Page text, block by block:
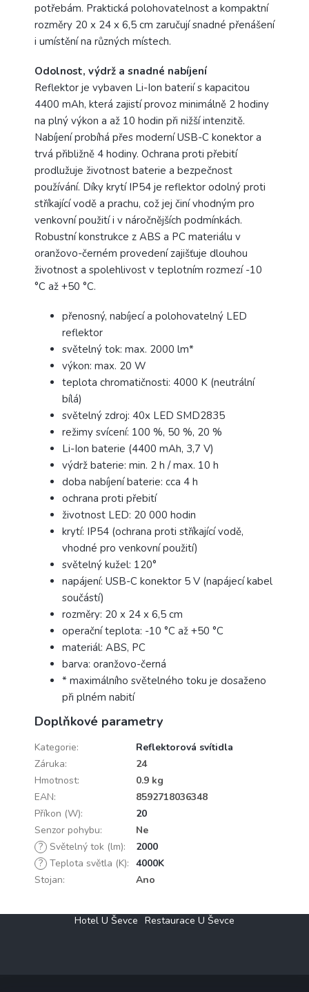
potřebám. Praktická polohovatelnost a kompaktní
rozměry 20 x 24 x 6,5 cm zaručují snadné přenášení
i umístění na různých místech.
Odolnost, výdrž a snadné nabíjení
Reflektor je vybaven Li-Ion baterií s kapacitou
4400 mAh, která zajistí provoz minimálně 2 hodiny
na plný výkon a až 10 hodin při nižší intenzitě.
Nabíjení probíhá přes moderní USB-C konektor a
trvá přibližně 4 hodiny. Ochrana proti přebití
prodlužuje životnost baterie a bezpečnost
používání. Díky krytí IP54 je reflektor odolný proti
stříkající vodě a prachu, což jej činí vhodným pro
venkovní použití i v náročnějších podmínkách.
Robustní konstrukce z ABS a PC materiálu v
oranžovo-černém provedení zajišťuje dlouhou
životnost a spolehlivost v teplotním rozmezí -10
°C až +50 °C.
přenosný, nabíjecí a polohovatelný LED
reflektor
světelný tok: max. 2000 lm*
výkon: max. 20 W
teplota chromatičnosti: 4000 K (neutrální
bílá)
světelný zdroj: 40x LED SMD2835
režimy svícení: 100 %, 50 %, 20 %
Li-Ion baterie (4400 mAh, 3,7 V)
výdrž baterie: min. 2 h / max. 10 h
doba nabíjení baterie: cca 4 h
ochrana proti přebití
životnost LED: 20 000 hodin
krytí: IP54 (ochrana proti stříkající vodě,
vhodné pro venkovní použití)
světelný kužel: 120°
napájení: USB-C konektor 5 V (napájecí kabel
součástí)
rozměry: 20 x 24 x 6,5 cm
operační teplota: -10 °C až +50 °C
materiál: ABS, PC
barva: oranžovo-černá
* maximálního světelného toku je dosaženo
při plném nabití
Doplňkové parametry
Kategorie:
Reflektorová svítidla
Záruka:
24
Hmotnost:
0.9 kg
EAN:
8592718036348
Příkon (W):
20
Senzor pohybu:
Ne
? Světelný tok (lm):
2000
? Teplota světla (K): 4000K
Stojan: Ano
Hotel U Ševce Restaurace U Ševce